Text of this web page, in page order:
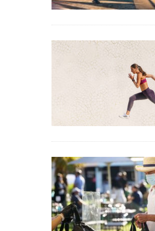
Πέθανε ο «πατέρας του
αιώνα», Dick Hoyt που έτρεχε